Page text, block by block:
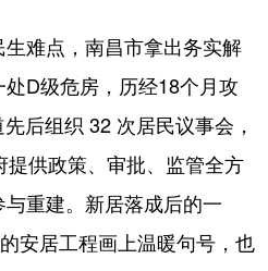
难点，南昌市拿出务实解
D级危房，历经18个月攻
后组织 32 次居民议事会，
供政策、审批、监管全方
重建。新居落成后的一
安居工程画上温暖句号，也